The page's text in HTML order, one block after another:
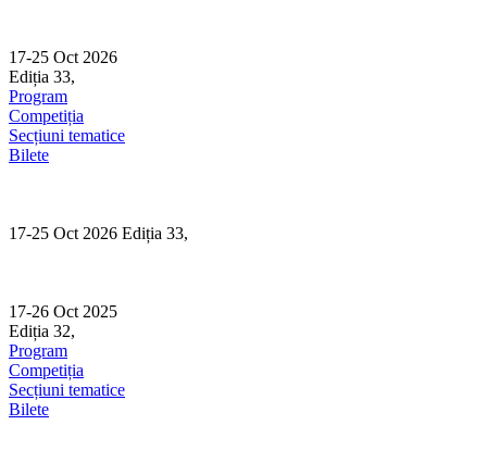
content
17-25 Oct 2026
Ediția 33,
Program
Competiția
Secțiuni tematice
Bilete
17-25 Oct 2026 Ediția 33,
17-26 Oct 2025
Ediția 32,
Program
Competiția
Secțiuni tematice
Bilete